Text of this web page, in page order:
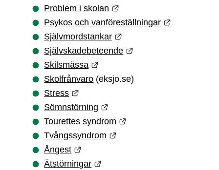
Problem i skolan
Länk till annan
Psykos och vanföreställningar
Länk till
Självmordstankar
Länk till annan
Självskadebeteende
Länk till annan
Skilsmässa
Länk till annan webbplats.
Skolfrånvaro (eksjo.se)
Stress
Länk till annan webbplats.
Sömnstörning
Länk till annan webbplats.
Tourettes syndrom
Länk till annan
Tvångssyndrom
Länk till annan webbplats.
Ångest
Länk till annan webbplats.
Ätstörningar
Länk till annan webbplats.